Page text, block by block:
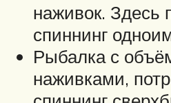
наживок. Здесь
спиннинг
Рыбалка с
наживками,